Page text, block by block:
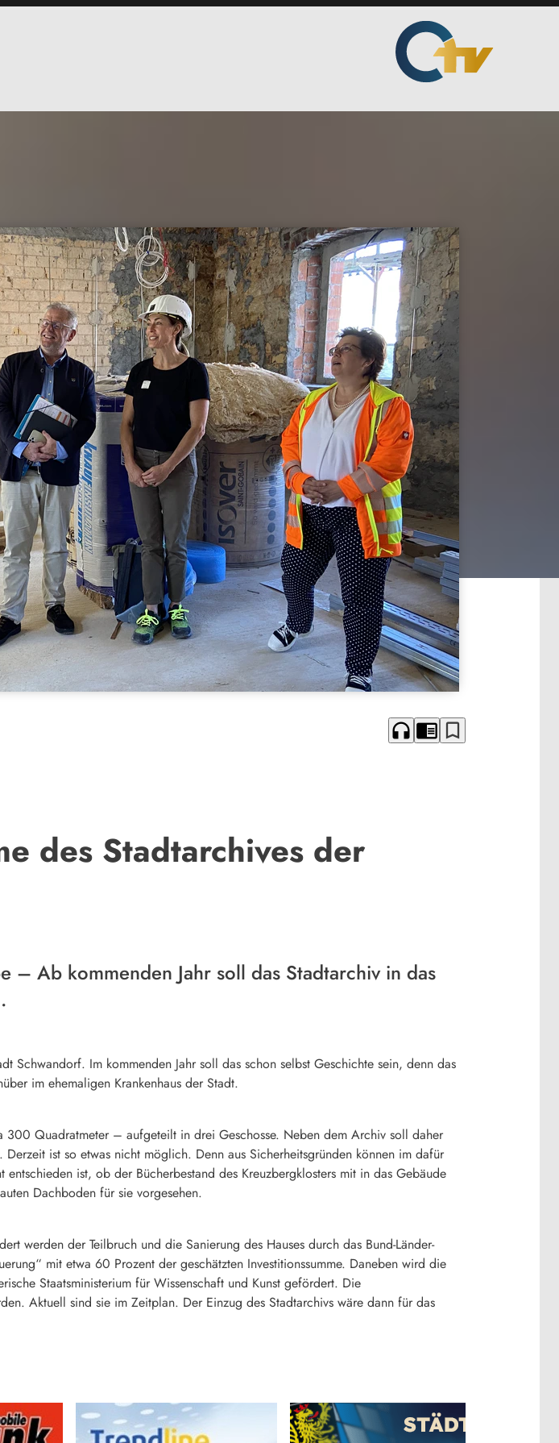
headphones chrome_reader_mode bookmark_border
des Stadtarchives der
– Ab kommenden Jahr soll das Stadtarchiv in das
Schwandorf. Im kommenden Jahr soll das schon selbst Geschichte sein, denn das
im ehemaligen Krankenhaus der Stadt.
300 Quadratmeter – aufgeteilt in drei Geschosse. Neben dem Archiv soll daher
ist so etwas nicht möglich. Denn aus Sicherheitsgründen können im dafür
ist, ob der Bücherbestand des Kreuzbergklosters mit in das Gebäude
Dachboden für sie vorgesehen.
werden der Teilbruch und die Sanierung des Hauses durch das Bund-Länder-
mit etwa 60 Prozent der geschätzten Investitionssumme. Daneben wird die
Staatsministerium für Wissenschaft und Kunst gefördert. Die
Aktuell sind sie im Zeitplan. Der Einzug des Stadtarchivs wäre dann für das